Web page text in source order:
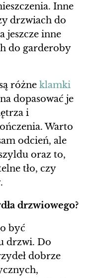
Inne
drzwiach do
jeszcze inne
do garderoby
różne klamki
dopasować je
i
Warto
odcień, ale
oraz to,
tło, czy
drzwiowego?
być
drzwi. Do
dobrze